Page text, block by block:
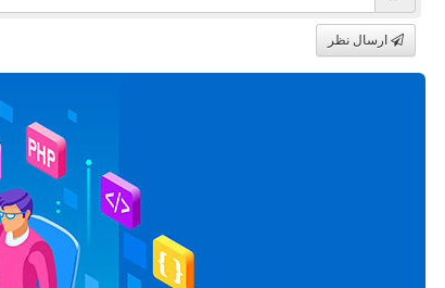
ارسال نظر